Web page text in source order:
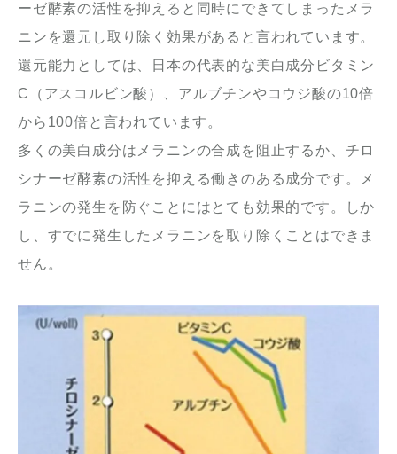
ーゼ酵素の活性を抑えると同時にできてしまったメラ
ニンを還元し取り除く効果があると言われています。
還元能力としては、日本の代表的な美白成分ビタミン
C（アスコルビン酸）、アルブチンやコウジ酸の10倍
から100倍と言われています。
多くの美白成分はメラニンの合成を阻止するか、チロ
シナーゼ酵素の活性を抑える働きのある成分です。メ
ラニンの発生を防ぐことにはとても効果的です。しか
し、すでに発生したメラニンを取り除くことはできま
せん。